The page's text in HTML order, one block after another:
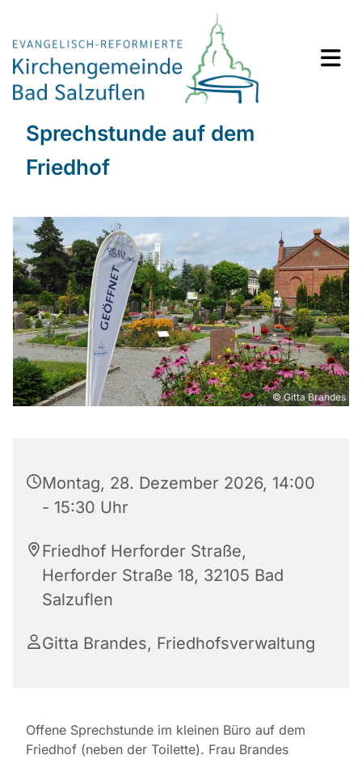
Sprechstunde auf dem
Friedhof
© Gitta Brandes
Montag, 28. Dezember 2026, 14:00
- 15:30 Uhr
Friedhof Herforder Straße,
Herforder Straße 18, 32105 Bad
Salzuflen
Gitta Brandes, Friedhofsverwaltung
Offene Sprechstunde im kleinen Büro auf dem
Friedhof (neben der Toilette). Frau Brandes